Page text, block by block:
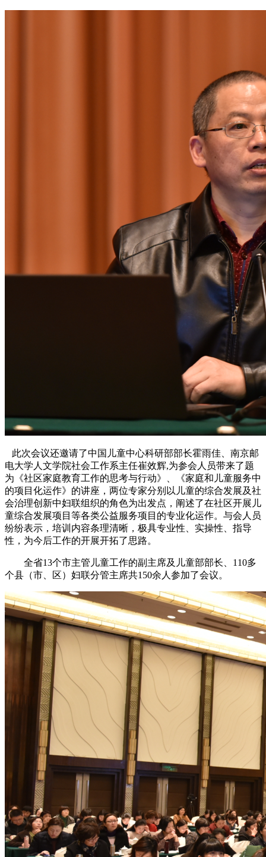
此次会议还邀请了中国儿童中心科研部部长霍雨佳、南京邮
电大学人文学院社会工作系主任崔效辉,为参会人员带来了题
为《社区家庭教育工作的思考与行动》、《家庭和儿童服务中
的项目化运作》的讲座，两位专家分别以儿童的综合发展及社
会治理创新中妇联组织的角色为出发点，阐述了在社区开展儿
童综合发展项目等各类公益服务项目的专业化运作。与会人员
纷纷表示，培训内容条理清晰，极具专业性、实操性、指导
性，为今后工作的开展开拓了思路。
全省13个市主管儿童工作的副主席及儿童部部长、110多
个县（市、区）妇联分管主席共150余人参加了会议。